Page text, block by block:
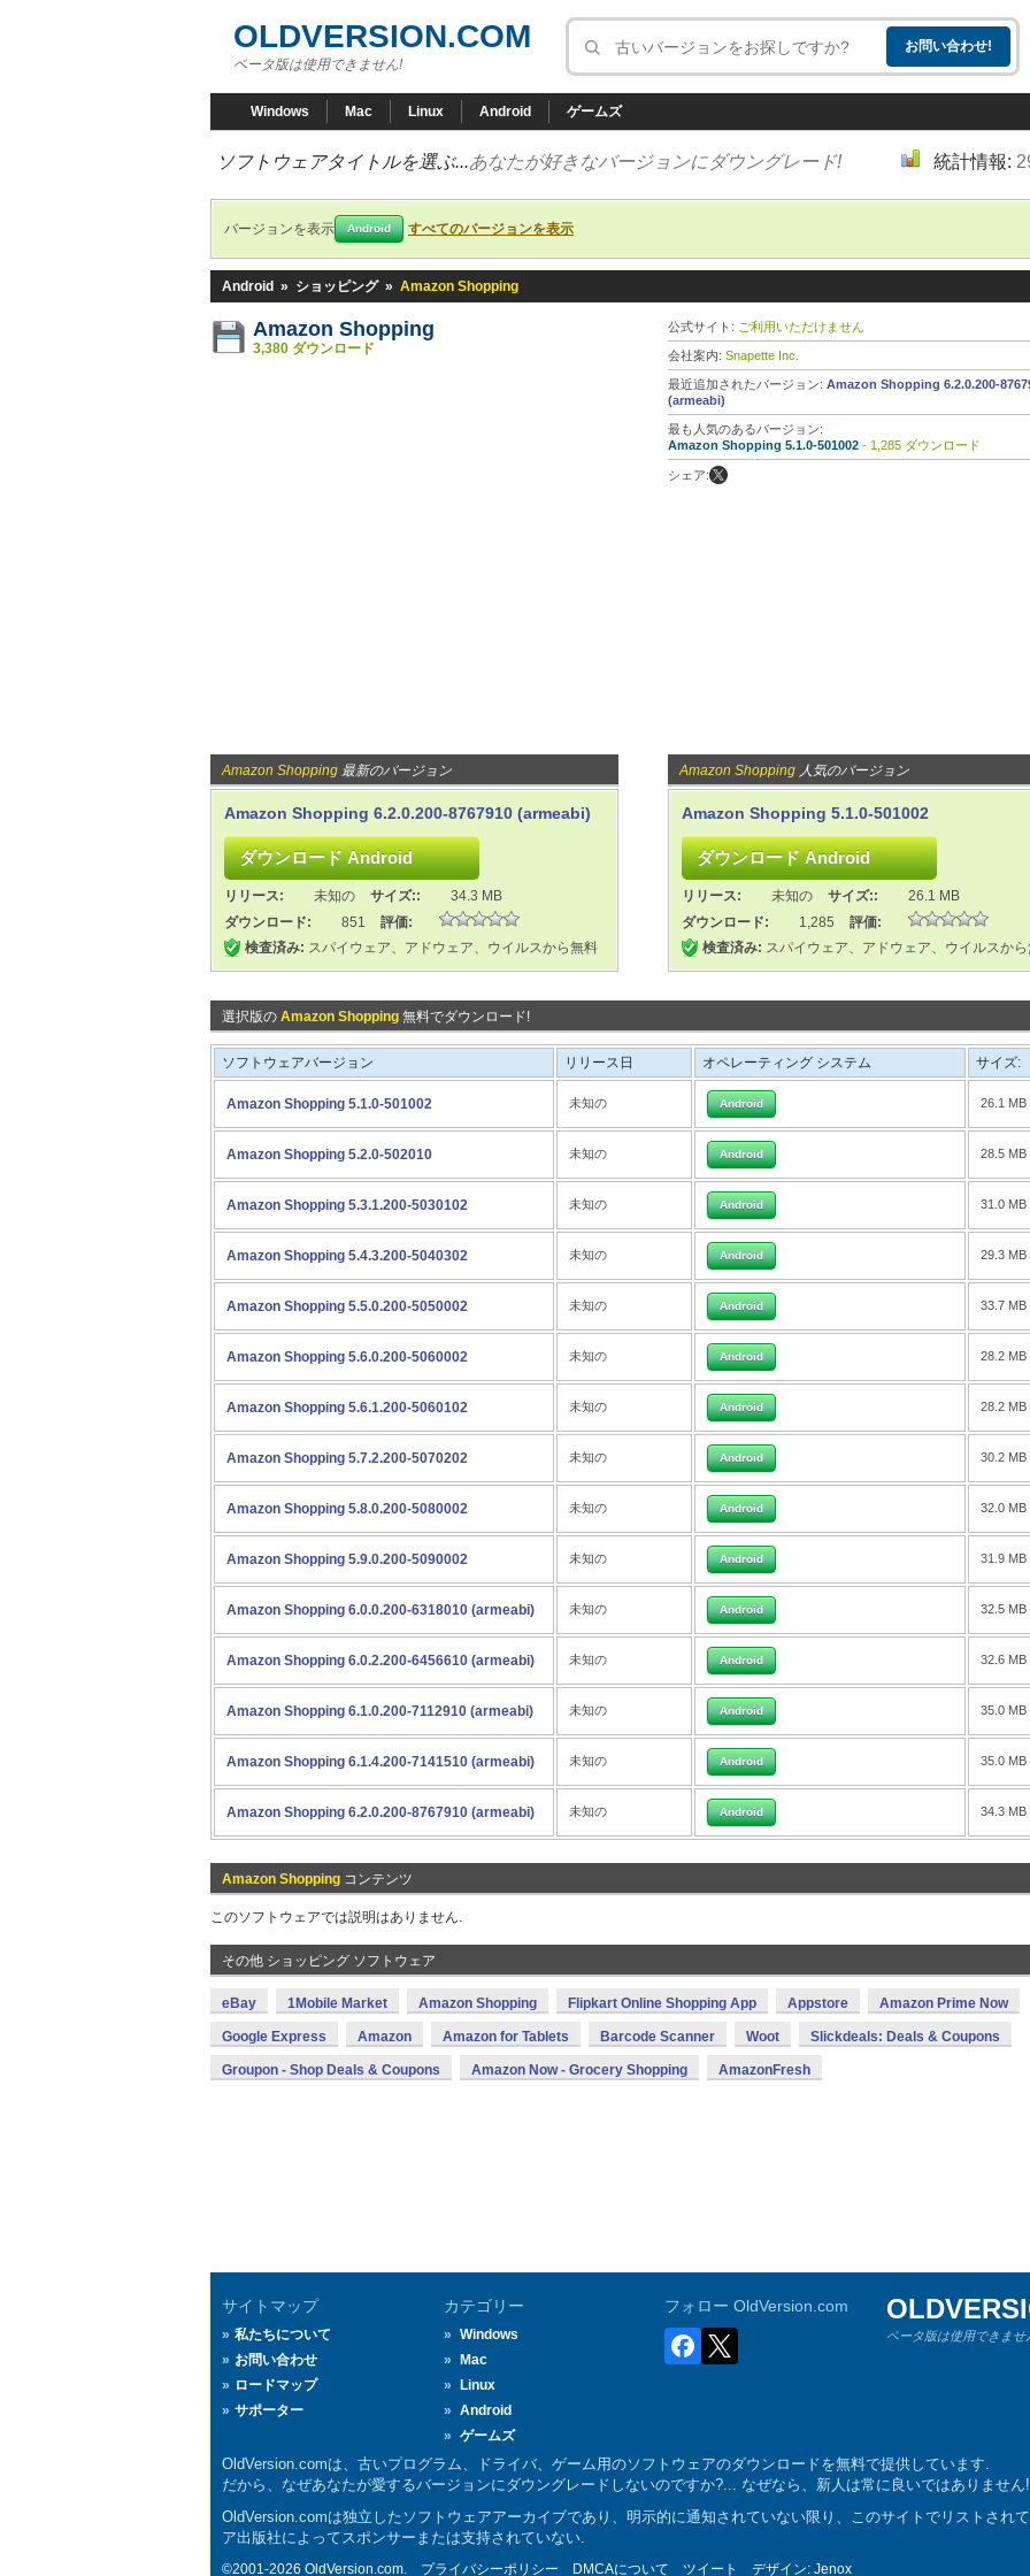
OLDVERSION.COM
ベータ版は使用できません!
Windows Mac Linux Android ゲームズ
ソフトウェアタイトルを選ぶ...あなたが好きなバージョンにダウングレード! 統計情報:
バージョンを表示 Android すべてのバージョンを表示
Android » ショッピング » Amazon Shopping
Amazon Shopping
3,380 ダウンロード
公式サイト: ご利用いただけません
会社案内: Snapette Inc.
最近追加されたバージョン: Amazon Shopping 6.2.0.200-
(armeabi)
最も人気のあるバージョン:
Amazon Shopping 5.1.0-501002 - 1,285 ダウンロード
シェア:
Amazon Shopping 最新のバージョン
Amazon Shopping 6.2.0.200-8767910 (armeabi)
リリース: 未知の サイズ::
34.3 MB
ダウンロード:
851
評価:
検査済み: スパイウェア、アドウェア、ウイルスから無料
Amazon Shopping 人気のバージョン
Amazon Shopping 5.1.0-501002
リリース: 未知の サイズ::
26.1 MB
ダウンロード:
1,285
評価:
検査済み: スパイウェア、アドウェア、ウイルスか
選択版の Amazon Shopping 無料でダウンロード!
ソフトウェアバージョン リリース日 オペレーティング システム サイズ:
Amazon Shopping 5.1.0-501002 未知の Android 26.1 MB
Amazon Shopping 5.2.0-502010 未知の Android 28.5 MB
Amazon Shopping 5.3.1.200-5030102 未知の Android 31.0 MB
Amazon Shopping 5.4.3.200-5040302 未知の Android 29.3 MB
Amazon Shopping 5.5.0.200-5050002 未知の Android 33.7 MB
Amazon Shopping 5.6.0.200-5060002 未知の Android 28.2 MB
Amazon Shopping 5.6.1.200-5060102 未知の Android 28.2 MB
Amazon Shopping 5.7.2.200-5070202 未知の Android 30.2 MB
Amazon Shopping 5.8.0.200-5080002 未知の Android 32.0 MB
Amazon Shopping 5.9.0.200-5090002 未知の Android 31.9 MB
Amazon Shopping 6.0.0.200-6318010 (armeabi) 未知の Android 32.5 MB
Amazon Shopping 6.0.2.200-6456610 (armeabi) 未知の Android 32.6 MB
Amazon Shopping 6.1.0.200-7112910 (armeabi) 未知の Android 35.0 MB
Amazon Shopping 6.1.4.200-7141510 (armeabi) 未知の Android 35.0 MB
Amazon Shopping 6.2.0.200-8767910 (armeabi) 未知の Android 34.3 MB
Amazon Shopping コンテンツ
このソフトウェアでは説明はありません.
その他 ショッピング ソフトウェア
eBay 1Mobile Market Amazon Shopping Flipkart Online Shopping App Appstore Amazon Prime Now
Google Express Amazon Amazon for Tablets Barcode Scanner Woot Slickdeals: Deals & Coupons
Groupon - Shop Deals & Coupons Amazon Now - Grocery Shopping AmazonFresh
サイトマップ
私たちについて
お問い合わせ
ロードマップ
サポーター
カテゴリー
Windows
Mac
Linux
Android
ゲームズ
フォロー OldVersion.com
ベータ版は使用できませ
OldVersion.comは、古いプログラム、ドライバ、ゲーム用のソフトウェアのダウンロードを無料で提供しています.
だから、なぜあなたが愛するバージョンにダウングレードしないのですか?... なぜなら、新人は常に良いではありません!
OldVersion.comは独立したソフトウェアアーカイブであり、明示的に通知されていない限り、このサイトでリストされ
ア出版社によってスポンサーまたは支持されていない.
©2001-2026 OldVersion.com. プライバシーポリシー DMCAについて ツイート デザイン: Jenox